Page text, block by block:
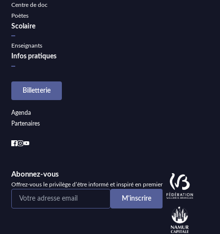
Centre de doc
Poètes
Scolaire
Enseignants
Infos pratiques
Billetterie
Agenda
Partenaires
Abonnez-vous
Offrez-vous le privilège d’être informé et inspiré en premier